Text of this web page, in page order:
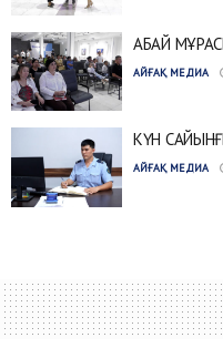
АБАЙ
АЙҒАҚ МЕДИА
КҮН
АЙҒАҚ МЕДИА